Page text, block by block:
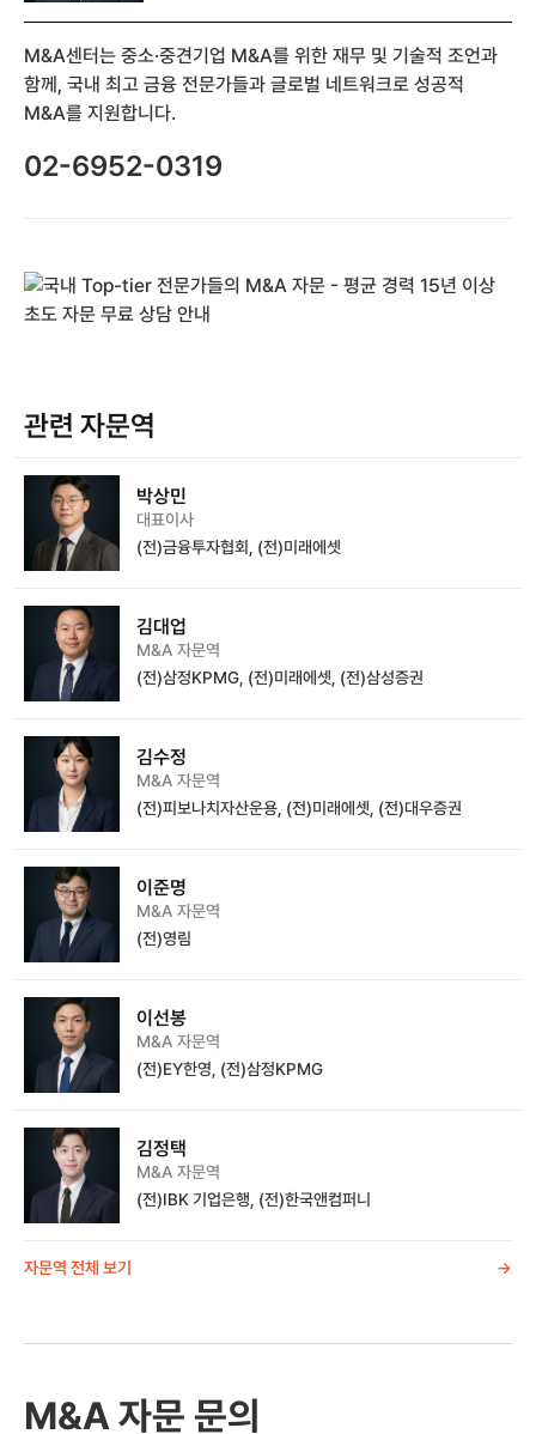
M&A센터는 중소·중견기업 M&A를 위한 재무 및 기술적 조언과
함께, 국내 최고 금융 전문가들과 글로벌 네트워크로 성공적
M&A를 지원합니다.
02-6952-0319
관련 자문역
박상민
대표이사
(전)금융투자협회, (전)미래에셋
김대업
M&A 자문역
(전)삼정KPMG, (전)미래에셋, (전)삼성증권
김수정
M&A 자문역
(전)피보나치자산운용, (전)미래에셋, (전)대우증권
이준명
M&A 자문역
(전)영림
이선봉
M&A 자문역
(전)EY한영, (전)삼정KPMG
김정택
M&A 자문역
(전)IBK 기업은행, (전)한국앤컴퍼니
자문역 전체 보기 ->
M&A 자문 문의